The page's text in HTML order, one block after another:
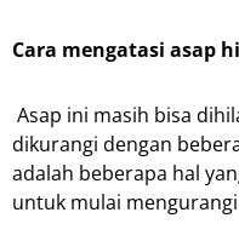
Cara mengatasi asap
Asap ini masih bisa
dikurangi dengan
adalah beberapa hal
untuk mulai